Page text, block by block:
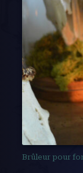
Brûleur pour